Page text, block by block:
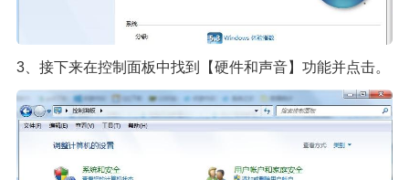
3、接下来在控制面板中找到【硬件和声音】功能并点击。